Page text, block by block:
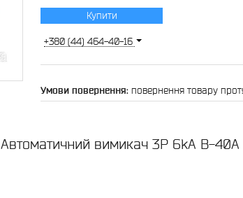
Купити
+380 (44) 464-40-16
повернення товару
Автоматичний вимикач 3P 6kA B-